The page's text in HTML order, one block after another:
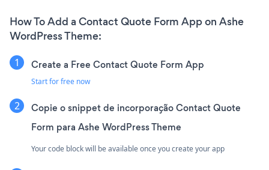
How To Add a Contact Quote Form App on Ashe
WordPress Theme:
Create a Free Contact Quote Form App
Start for free now
Copie o snippet de incorporação Contact Quote
Form para Ashe WordPress Theme
Your code block will be available once you create your app